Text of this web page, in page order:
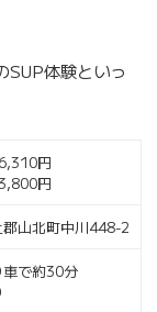
SUP体験といっ
円
円
山北町中川448-2
車で約30分